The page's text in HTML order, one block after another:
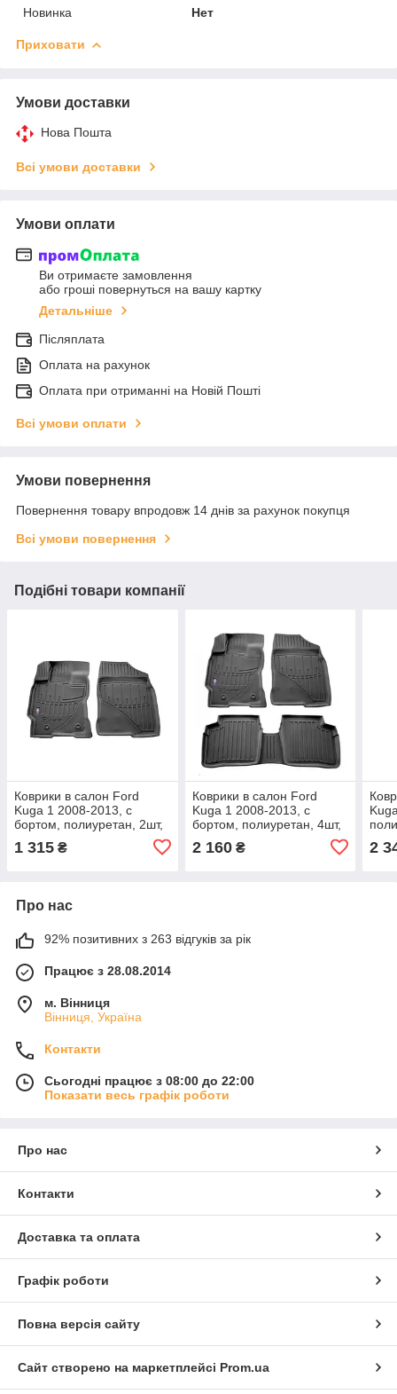
Новинка
Нет
Приховати
Умови доставки
Нова Пошта
Всі умови доставки
Умови оплати
Ви отримаєте замовлення
або гроші повернуться на вашу картку
Детальніше
Післяплата
Оплата на рахунок
Оплата при отриманні на Новій Пошті
Всі умови оплати
Умови повернення
Повернення товару впродовж 14 днів за рахунок покупця
Всі умови повернення
Подібні товари компанії
Коврики в салон Ford
Kuga 1 2008-2013, с
бортом, полиуретан, 2шт,
1 315 ₴
Коврики в салон Ford
Kuga 1 2008-2013, с
бортом, полиуретан, 4шт,
2 160₴ 2
Про нас
92% позитивних з 263 відгуків за рік
Працює з 28.08.2014
м. Вінниця
Вінниця, Україна
Контакти
Сьогодні працює з 08:00 до 22:00
Показати весь графік роботи
Про нас
Контакти
Доставка та оплата
Графік роботи
Повна версія сайту
Сайт створено на маркетплейсі Prom.ua